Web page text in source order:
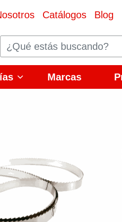
Catálogos Blog
Marcas